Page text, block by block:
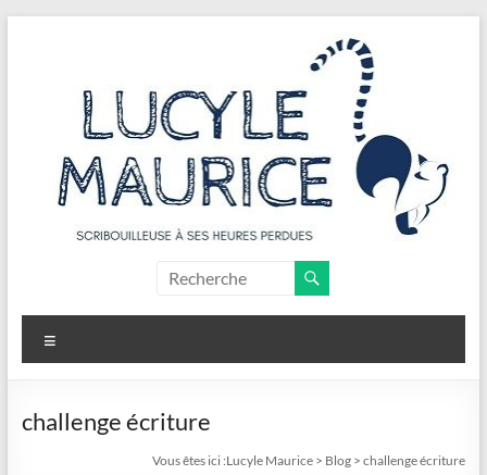
Maurice
Scribouilleuse
ses
challenge écriture
Vous êtes ici :Lucyle Maurice > Blog >challenge écriture